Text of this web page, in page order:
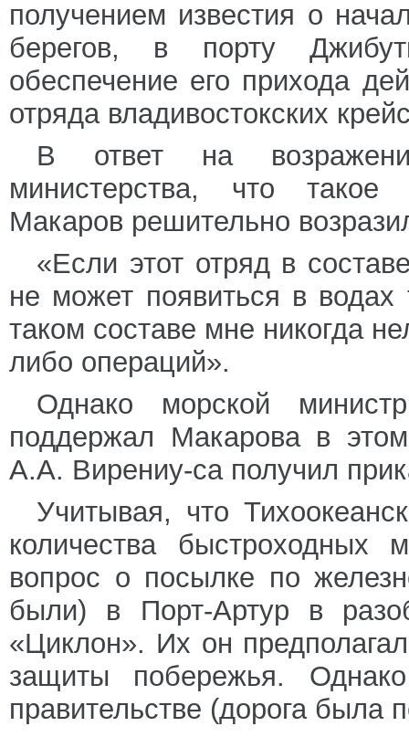
получением известия о
берегов, в порту
обеспечение его прихода
отряда владивостокских
В ответ на
министерства, что
Макаров решительно
«Если этот отряд в
не может появиться в водах
таком составе мне никогда
либо операций».
Однако морской
поддержал Макарова в
А.А. Вирениу-са получил
Учитывая, что
количества
вопрос о посылке по
были) в Порт-Артур в
«Циклон». Их он
защиты побережья.
правительстве (дорога была